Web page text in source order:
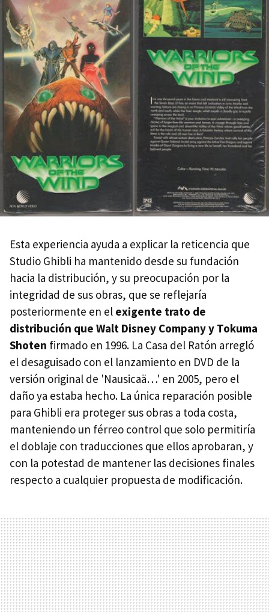
Esta experiencia ayuda a explicar la reticencia que
Studio Ghibli ha mantenido desde su fundación
hacia la distribución, y su preocupación por la
integridad de sus obras, que se reflejaría
posteriormente en el exigente trato de
distribución que Walt Disney Company y Tokuma
Shoten firmado en 1996. La Casa del Ratón arregló
el desaguisado con el lanzamiento en DVD de la
versión original de 'Nausicaä…' en 2005, pero el
daño ya estaba hecho. La única reparación posible
para Ghibli era proteger sus obras a toda costa,
manteniendo un férreo control que solo permitiría
el doblaje con traducciones que ellos aprobaran, y
con la potestad de mantener las decisiones finales
respecto a cualquier propuesta de modificación.